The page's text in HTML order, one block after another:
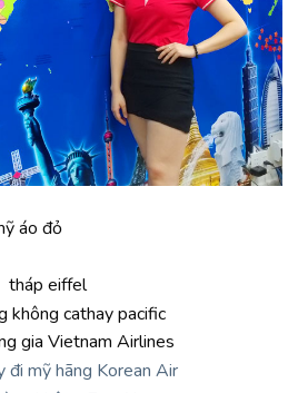
BAY VIỆT MỸ
Mã Số
MỸ TRAVEL GROUP CO.LTD)
HÀNG ĐẦU VIỆT NAM
CHÍNH
Kỳ Tân Qúy, Phường Tân Sơn Nhì,
(Quận Tân Phú cũ)